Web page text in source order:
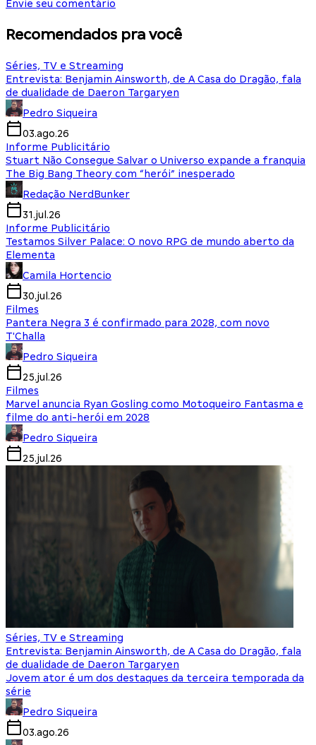
Envie seu comentário
Recomendados pra você
Séries, TV e Streaming
Entrevista: Benjamin Ainsworth, de A Casa do Dragão, fala
de dualidade de Daeron Targaryen
Pedro Siqueira
03.ago.26
Informe Publicitário
Stuart Não Consegue Salvar o Universo expande a franquia
The Big Bang Theory com “herói” inesperado
Redação NerdBunker
31.jul.26
Informe Publicitário
Testamos Silver Palace: O novo RPG de mundo aberto da
Elementa
Camila Hortencio
30.jul.26
Filmes
Pantera Negra 3 é confirmado para 2028, com novo
T'Challa
Pedro Siqueira
25.jul.26
Filmes
Marvel anuncia Ryan Gosling como Motoqueiro Fantasma e
filme do anti-herói em 2028
Pedro Siqueira
25.jul.26
Séries, TV e Streaming
Entrevista: Benjamin Ainsworth, de A Casa do Dragão, fala
de dualidade de Daeron Targaryen
Jovem ator é um dos destaques da terceira temporada da
série
Pedro Siqueira
03.ago.26